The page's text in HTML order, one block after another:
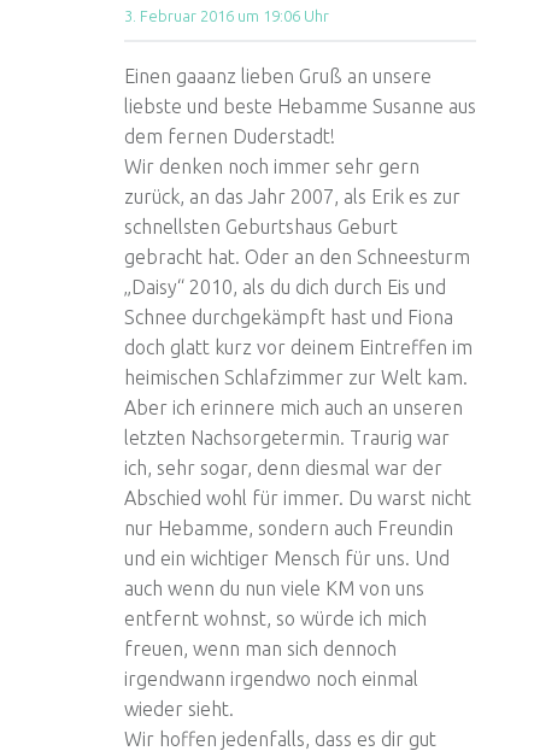
3. Februar 2016 um 19:06 Uhr
Einen gaaanz lieben Gruß an unsere
liebste und beste Hebamme Susanne aus
dem fernen Duderstadt!
Wir denken noch immer sehr gern
zurück, an das Jahr 2007, als Erik es zur
schnellsten Geburtshaus Geburt
gebracht hat. Oder an den Schneesturm
„Daisy“ 2010, als du dich durch Eis und
Schnee durchgekämpft hast und Fiona
doch glatt kurz vor deinem Eintreffen im
heimischen Schlafzimmer zur Welt kam.
Aber ich erinnere mich auch an unseren
letzten Nachsorgetermin. Traurig war
ich, sehr sogar, denn diesmal war der
Abschied wohl für immer. Du warst nicht
nur Hebamme, sondern auch Freundin
und ein wichtiger Mensch für uns. Und
auch wenn du nun viele KM von uns
entfernt wohnst, so würde ich mich
freuen, wenn man sich dennoch
irgendwann irgendwo noch einmal
wieder sieht.
Wir hoffen jedenfalls, dass es dir gut